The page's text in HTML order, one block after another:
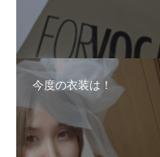
今度の衣装は！